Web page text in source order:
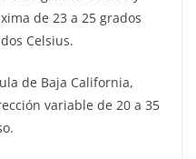
de 23 a 25 grados
Celsius.
de Baja California,
variable de 20 a 35